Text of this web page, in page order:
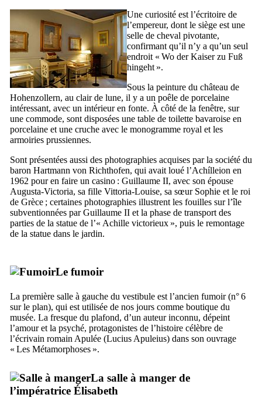
Une curiosité est l’écritoire de
l’empereur, dont le siège est une
selle de cheval pivotante,
confirmant qu’il n’y a qu’un seul
endroit « Wo der Kaiser zu Fuß
hingeht ».
Sous la peinture du château de
Hohenzollern, au clair de lune, il y a un poêle de porcelaine
intéressant, avec un intérieur en fonte. À côté de la fenêtre, sur
une commode, sont disposées une table de toilette bavaroise en
porcelaine et une cruche avec le monogramme royal et les
armoiries prussiennes.
Sont présentées aussi des photographies acquises par la société du
baron Hartmann von Richthofen, qui avait loué l’Achílleion en
1962 pour en faire un casino : Guillaume II, avec son épouse
Augusta-Victoria, sa fille Vittoria-Louise, sa sœur Sophie et le roi
de Grèce ; certaines photographies illustrent les fouilles sur l’île
subventionnées par Guillaume II et la phase de transport des
parties de la statue de l’« Achille victorieux », puis le remontage
de la statue dans le jardin.
Le fumoir
La première salle à gauche du vestibule est l’ancien fumoir (n° 6
sur le plan), qui est utilisée de nos jours comme boutique du
musée. La fresque du plafond, d’un auteur inconnu, dépeint
l’amour et la psyché, protagonistes de l’histoire célèbre de
l’écrivain romain Apulée (Lucius Apuleius) dans son ouvrage
« Les Métamorphoses ».
La salle à manger de
l’impératrice Élisabeth